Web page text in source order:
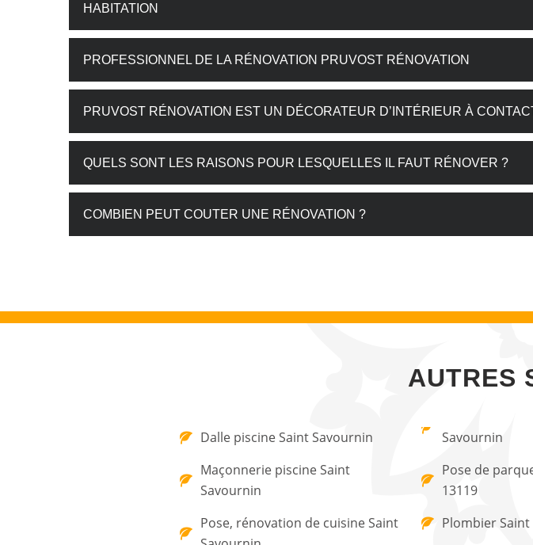
HABITATION
PROFESSIONNEL DE LA RÉNOVATION PRUVOST RÉNOVATION
PRUVOST RÉNOVATION EST UN DÉCORATEUR D’INTÉRIEUR À
QUELS SONT LES RAISONS POUR LESQUELLES IL FAUT RÉNOVER ?
COMBIEN PEUT COUTER UNE RÉNOVATION ?
AUTRES
Dalle piscine Saint Savournin
Maçonnerie piscine Saint
Savournin
Pose, rénovation de cuisine Saint
Savournin
Pose de
13119
Plombier